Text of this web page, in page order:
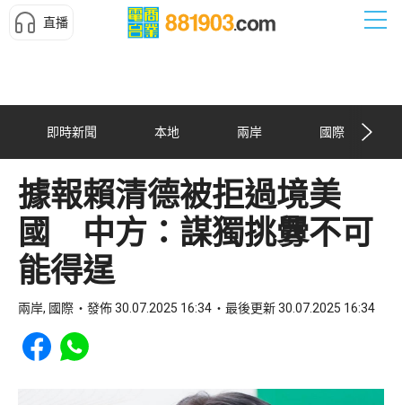
直播
即時新聞 本地 兩岸 國際
據報賴清德被拒過境美
國 中方：謀獨挑釁不可
能得逞
兩岸, 國際 發佈 30.07.2025 16:34 最後更新 30.07.2025 16:34
Share to Facebook
Share to WhatsApp